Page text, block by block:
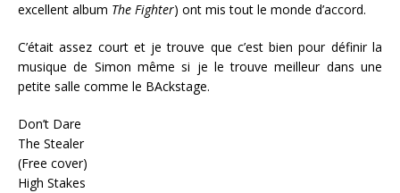
excellent album The Fighter) ont mis tout le monde d’accord.
C’était assez court et je trouve que c’est bien pour définir la
musique de Simon même si je le trouve meilleur dans une
petite salle comme le BAckstage.
Don’t Dare
The Stealer
(Free cover)
High Stakes